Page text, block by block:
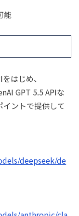
能
はじめ、
GPT 5.5 APIな
ントで提供して
deepseek/de